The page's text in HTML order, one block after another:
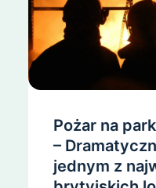
Pożar na
–
jednym z